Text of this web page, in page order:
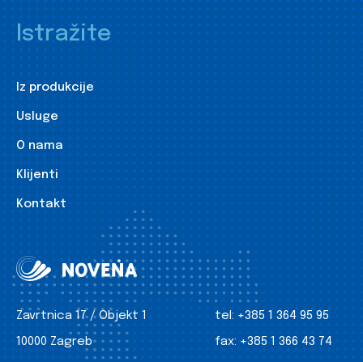
Istražite
Iz produkcije
Usluge
O nama
Klijenti
Kontakt
Zavrtnica 17 / Objekt 1
10000 Zagreb
tel: +385 1 364 95 95
fax: +385 1 366 43 74